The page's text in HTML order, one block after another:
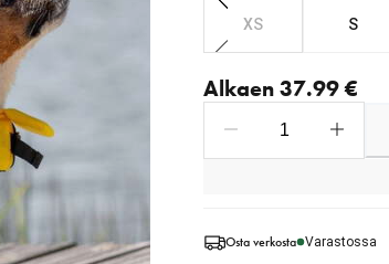
XS S
Alkaen 37.99 €
Osta verkosta Varastossa